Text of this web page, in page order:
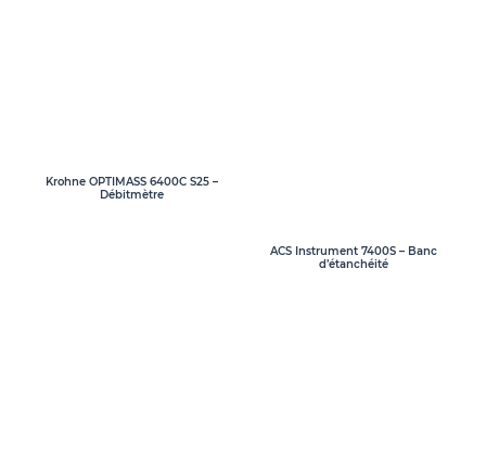
Krohne OPTIMASS 6400C S25 –
Débitmètre
ACS Instrument 7400S – Banc
d’étanchéité